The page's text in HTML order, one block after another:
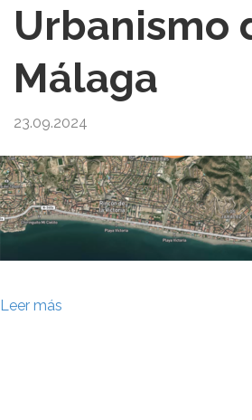
Urbanismo
Málaga
23.09.2024
Leer más